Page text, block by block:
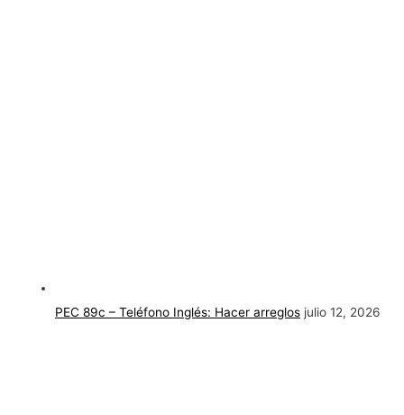
PEC 89c – Teléfono Inglés: Hacer arreglos julio 12, 2026